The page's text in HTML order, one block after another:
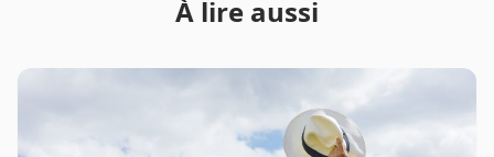
trouver leur bonheur sur une variété de plateformes
À lire aussi